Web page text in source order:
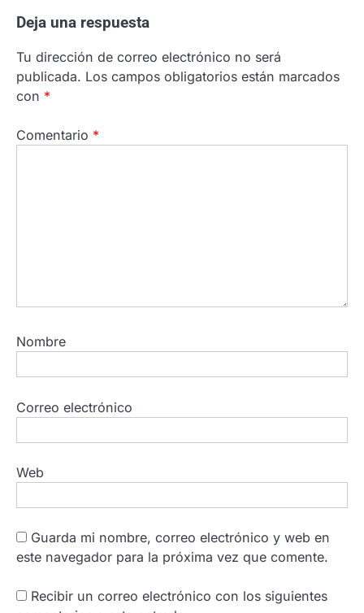
Deja una respuesta
Tu dirección de correo electrónico no será
publicada. Los campos obligatorios están marcados
con *
Comentario *
Nombre
Correo electrónico
Web
Guarda mi nombre, correo electrónico y web en
este navegador para la próxima vez que comente.
Recibir un correo electrónico con los siguientes